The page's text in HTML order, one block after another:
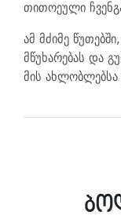
თითოეული
ამ მძიმე
მწუხარებას და
მის